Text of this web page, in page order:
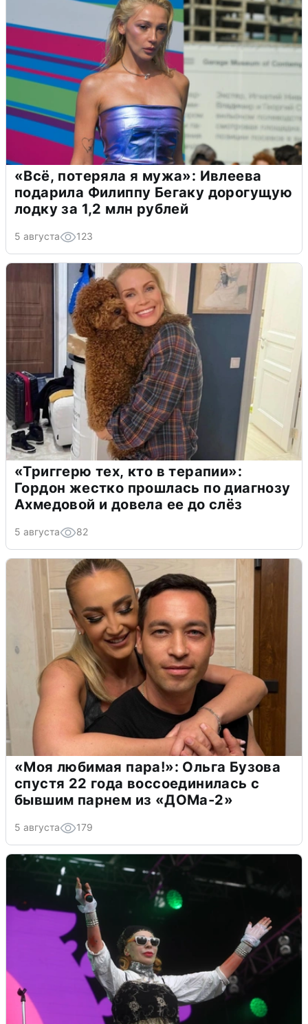
«Всё, потеряла я мужа»: Ивлеева
подарила Филиппу Бегаку дорогущую
лодку за 1,2 млн рублей
5 августа 123
«Триггерю тех, кто в терапии»:
Гордон жестко прошлась по диагнозу
Ахмедовой и довела ее до слёз
5 августа 82
«Моя любимая пара!»: Ольга Бузова
спустя 22 года воссоединилась с
бывшим парнем из «ДОМа-2»
5 августа 179